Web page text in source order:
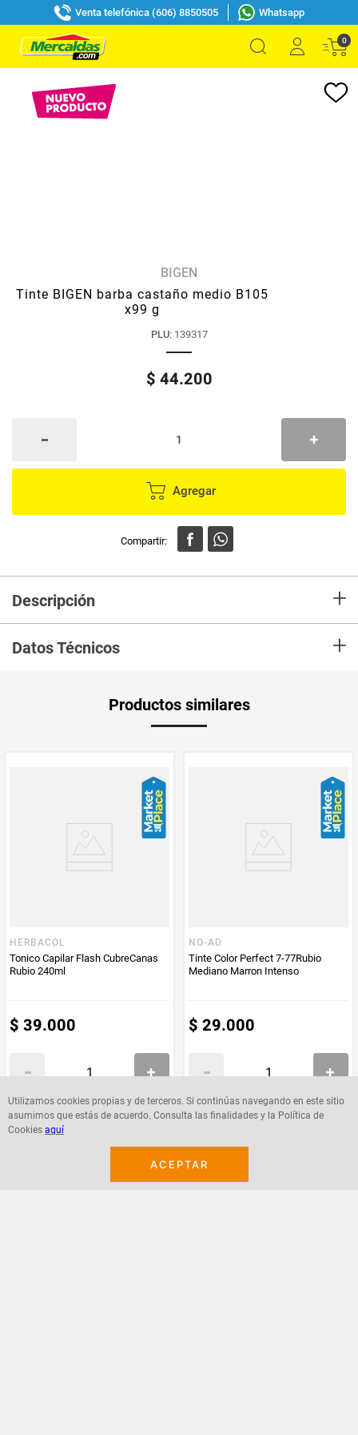
Venta telefónica (606) 8850505 Whatsapp
0
Utilizamos cookies propias y de terceros. Si continúas navegando en este sitio
asumimos que estás de acuerdo. Consulta las finalidades y la Política de
Cookies aquí
ACEPTAR
BIGEN
Tinte BIGEN barba castaño medio B105
x99 g
PLU: 139317
$ 44.200
Agregar
Descripción +
Datos Técnicos +
Productos similares
HERBACOL
Tonico Capilar Flash CubreCanas
Rubio 240ml
$ 39.000
Agregar
NO-AD
Tinte Color Perfect 7-77Rubio
Mediano Marron Intenso
$ 29.000
Agregar